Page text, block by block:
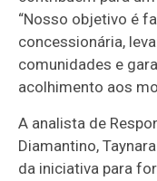
“Nosso objetivo é
concessionária,
comunidades e
acolhimento aos
A analista de
Diamantino,
da iniciativa para